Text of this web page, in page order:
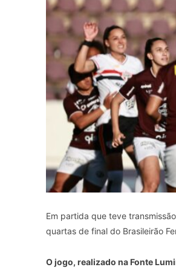
Em partida que teve
quartas de final do Brasileirão
O jogo, realizado na Fonte